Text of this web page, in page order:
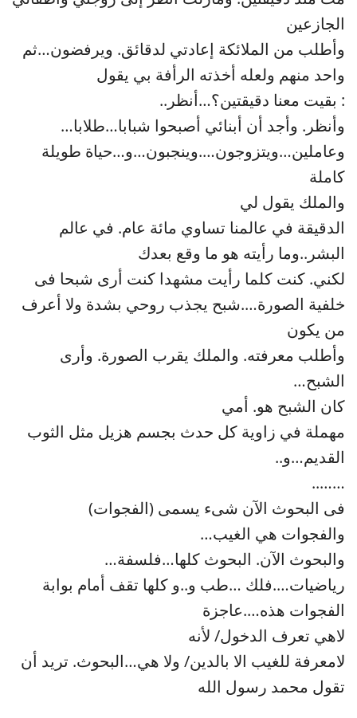
الجازعين
وأطلب من الملائكة إعادتي لدقائق. ويرفضون…ثم
واحد منهم ولعله أخذته الرأفة بي يقول
: بقيت معنا دقيقتين؟…أنظر..
وأنظر. وأجد أن أبنائي أصبحوا شبابا…طلابا…
وعاملين…ويتزوجون….وينجبون…و…حياة طويلة
كاملة
والملك يقول لي
الدقيقة في عالمنا تساوي مائة عام. في عالم
البشر..وما رأيته هو ما وقع بعدك
لكني. كنت كلما رأيت مشهدا كنت أرى شبحا فى
خلفية الصورة….شبح يجذب روحي بشدة ولا أعرف
من يكون
وأطلب معرفته. والملك يقرب الصورة. وأرى
الشبح…
كان الشبح هو. أمي
مهملة في زاوية كل حدث بجسم هزيل مثل الثوب
القديم…و..
……..
فى البحوث الآن شىء يسمى (الفجوات)
والفجوات هي الغيب…
والبحوث الآن. البحوث كلها…فلسفة…
رياضيات….فلك …طب و..و كلها تقف أمام بوابة
الفجوات هذه….عاجزة
لاهي تعرف الدخول/ لأنه
لامعرفة للغيب الا بالدين/ ولا هي…البحوث. تريد أن
تقول محمد رسول الله